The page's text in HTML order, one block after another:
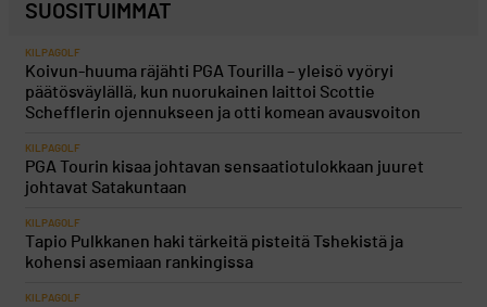
SUOSITUIMMAT
KILPAGOLF
Koivun-huuma räjähti PGA Tourilla – yleisö vyöryi
päätösväylällä, kun nuorukainen laittoi Scottie
Schefflerin ojennukseen ja otti komean avausvoiton
KILPAGOLF
PGA Tourin kisaa johtavan sensaatiotulokkaan juuret
johtavat Satakuntaan
KILPAGOLF
Tapio Pulkkanen haki tärkeitä pisteitä Tshekistä ja
kohensi asemiaan rankingissa
KILPAGOLF